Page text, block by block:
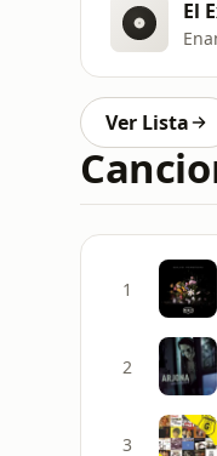
El
Ver Lista
1
2
3